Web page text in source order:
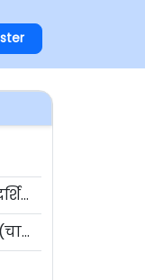
(चालू घडामोडी)